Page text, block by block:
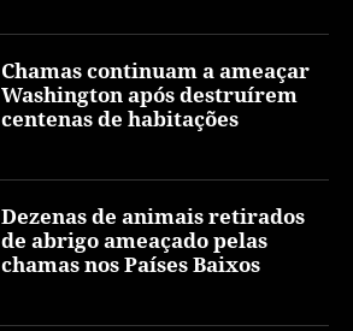
Chamas continuam a ameaçar
Washington após destruírem
centenas de habitações
Dezenas de animais retirados
de abrigo ameaçado pelas
chamas nos Países Baixos